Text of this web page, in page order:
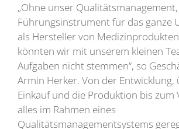
„Ohne unser
Führungsinstrument für das ganze
als Hersteller von
könnten wir mit unserem kleinen
Aufgaben nicht stemmen“, so
Armin Herker. Von der Entwicklung,
Einkauf und die Produktion bis zum
alles im Rahmen eines
Qualitätsmanagementsystems